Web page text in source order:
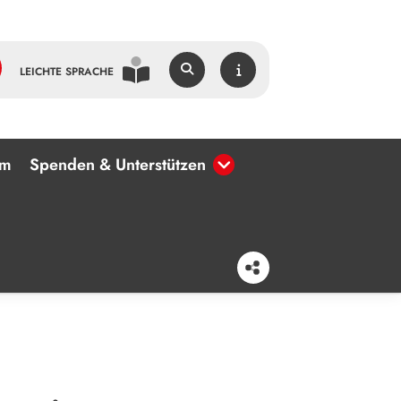
LEICHTE SPRACHE
Spenden & Unterstützen